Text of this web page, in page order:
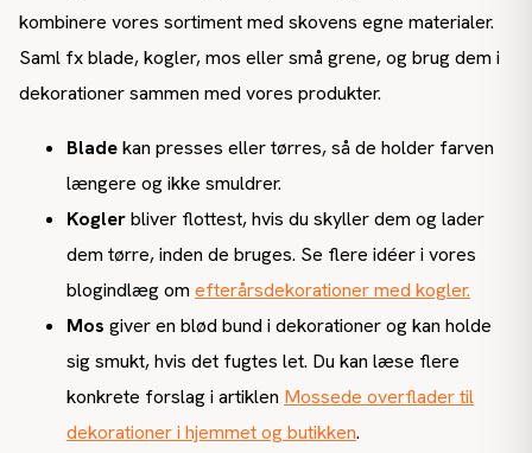
kombinere vores sortiment med skovens egne materialer.
Saml fx blade, kogler, mos eller små grene, og brug dem i
dekorationer sammen med vores produkter.
Bladekan presses eller tørres, så de holder farven
længere og ikke smuldrer.
Koglerbliver flottest, hvis du skyller dem og lader
dem tørre, inden de bruges. Se flere idéer i vores
blogindlæg om efterårsdekorationer med kogler.
Mos giver en blød bund i dekorationer og kan holde
sig smukt, hvis det fugtes let. Du kan læse flere
konkrete forslag i artiklen Mossede overflader til
dekorationer i hjemmet og butikken.